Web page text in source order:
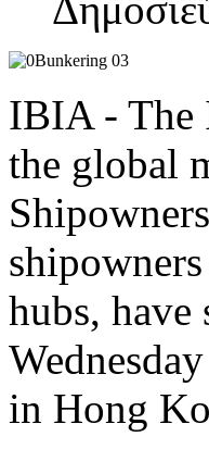
IBIA - The
the global
hubs,
in Hong